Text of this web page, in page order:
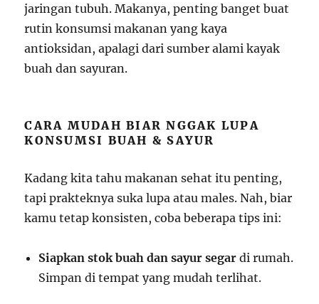
jaringan tubuh. Makanya, penting banget buat
rutin konsumsi makanan yang kaya
antioksidan, apalagi dari sumber alami kayak
buah dan sayuran.
CARA MUDAH BIAR NGGAK LUPA
KONSUMSI BUAH & SAYUR
Kadang kita tahu makanan sehat itu penting,
tapi prakteknya suka lupa atau males. Nah, biar
kamu tetap konsisten, coba beberapa tips ini:
Siapkan stok buah dan sayur segar di rumah.
Simpan di tempat yang mudah terlihat.